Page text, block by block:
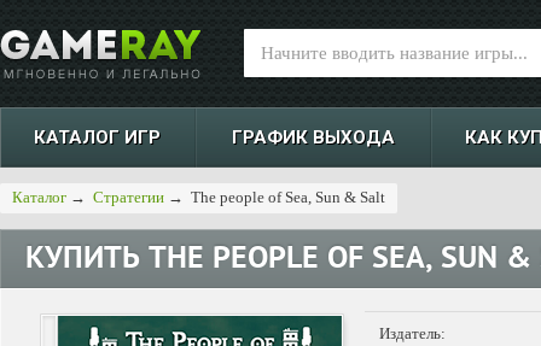
КАТАЛОГ ИГР ГРАФИК ВЫХОДА КАК
Каталог → Стратегии → The people of Sea, Sun & Salt
КУПИТЬ THE PEOPLE OF SEA, SUN &
Издатель: